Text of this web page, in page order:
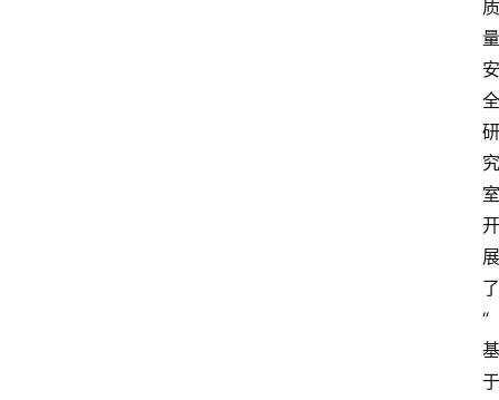
质
量
安
全
研
究
室
开
展
了
“
基
于